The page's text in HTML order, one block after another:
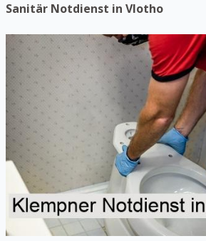
Sanitär Notdienst in Vlotho